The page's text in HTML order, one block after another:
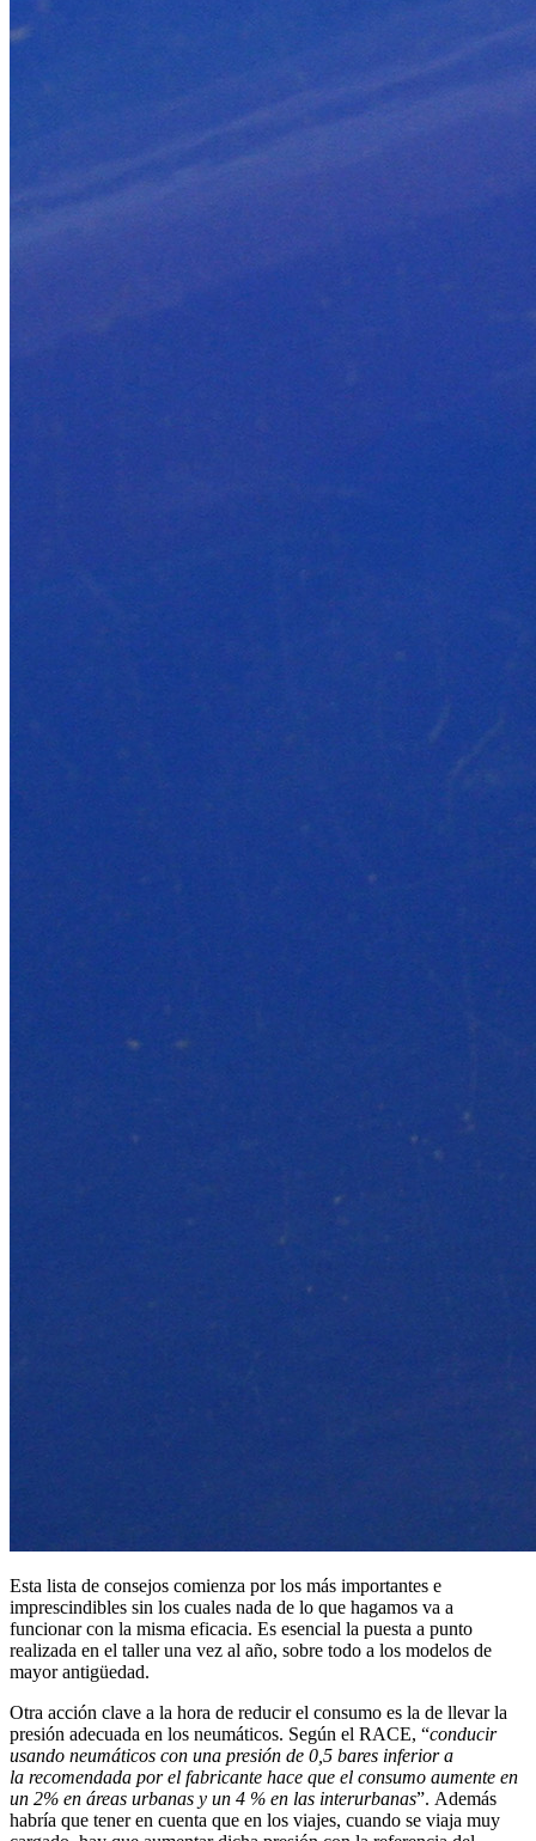
Esta lista de consejos comienza por los más importantes e
imprescindibles sin los cuales nada de lo que hagamos va a
funcionar con la misma eficacia. Es esencial la puesta a punto
realizada en el taller una vez al año, sobre todo a los modelos de
mayor antigüedad.
Otra acción clave a la hora de reducir el consumo es la de llevar la
presión adecuada en los neumáticos. Según el RACE, “conducir
usando neumáticos con una presión de 0,5 bares inferior a
la recomendada por el fabricante hace que el consumo aumente en
un 2% en áreas urbanas y un 4 % en las interurbanas”. Además
habría que tener en cuenta que en los viajes, cuando se viaja muy